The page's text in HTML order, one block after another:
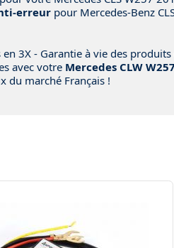
erreur pour Mercedes-Benz
en 3X - Garantie à vie des
avec votre Mercedes CLW
du marché Français !